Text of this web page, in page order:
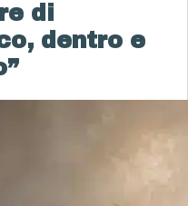
di
dentro e